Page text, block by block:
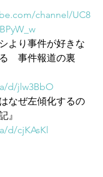
channel/UC8
より事件が好きな
　事件報道の裏
d/jlw3BbO
なぜ左傾化するの
』
d/cjKAsKl